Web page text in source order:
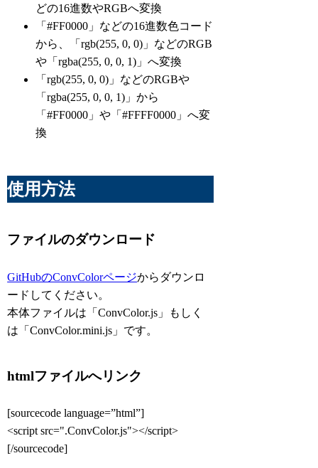
どの16進数やRGBへ変換
「#FF0000」などの16進数色コード
から、「rgb(255, 0, 0)」などのRGB
や「rgba(255, 0, 0, 1)」へ変換
「rgb(255, 0, 0)」などのRGBや
「rgba(255, 0, 0, 1)」から
「#FF0000」や「#FFFF0000」へ変
換
使用方法
ファイルのダウンロード
GitHubのConvColorページからダウンロ
ードしてください。
本体ファイルは「ConvColor.js」もしく
は「ConvColor.mini.js」です。
htmlファイルへリンク
[sourcecode language=”html”]
<script src=".ConvColor.js"></script>
[/sourcecode]